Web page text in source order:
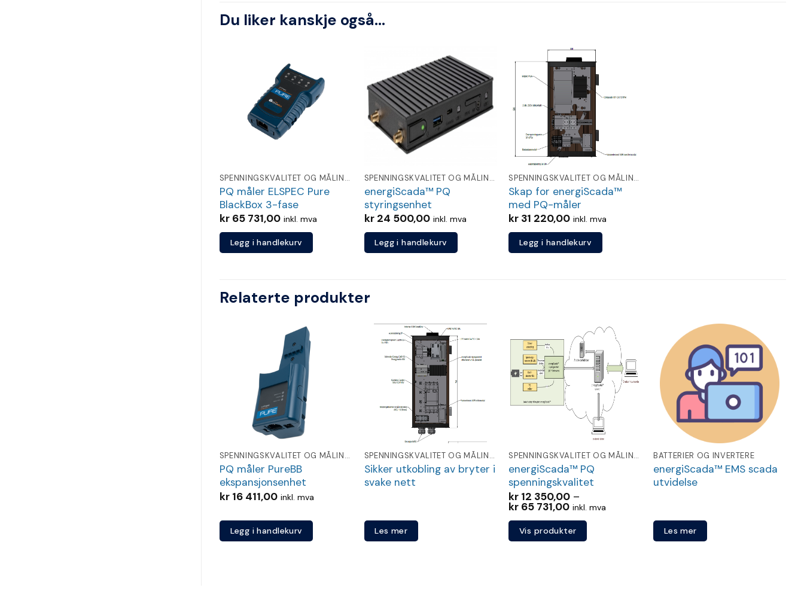
Du liker kanskje også…
SPENNINGSKVALITET OG MÅLING FOR NETTSELSKAP
PQ måler ELSPEC Pure
BlackBox 3-fase
kr65 731,00 inkl. mva
Legg i handlekurv
Legg
til
ønskeliste
SPENNINGSKVALITET OG MÅLING FOR NETTSELSKAP
energiScada™ PQ
styringsenhet
kr24 500,00 inkl. mva
Legg i handlekurv
Legg
SPENNINGSKVALITET OG MÅLING FOR NETTSELSKAP
Skap for energiScada™
med PQ-måler
kr 31 220,00 inkl. mva
Legg i handlekurv
Relaterte produkter
ønskeliste
SPENNINGSKVALITET OG MÅLING FOR NETTSELSKAP
PQ måler PureBB
ekspansjonsenhet
kr16 411,00 inkl. mva
Legg i handlekurv
SPENNINGSKVALITET OG MÅLING FOR NETTSELSKAP
Sikker utkobling av bryter i
svake nett
Les mer
Legg
til
ønskeliste
SPENNINGSKVALITET OG MÅLING FOR NETTSELSKAP
energiScada™ PQ
spenningskvalitet
kr 12 350,00 –
kr 65 731,00Prisområde:
350,00
til
inkl. mva
Vis produkter
Legg
til
ønskeliste
BATTERIER OG INVERTERE
energiScada™ EMS scada
utvidelse
Les mer